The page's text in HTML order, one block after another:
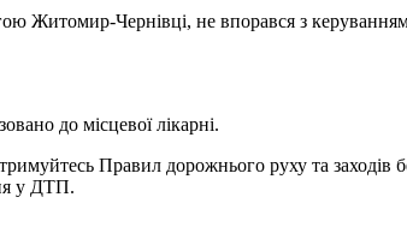
Житомир-Чернівці, не впорався з
до місцевої лікарні.
Правил дорожнього руху та
у ДТП.